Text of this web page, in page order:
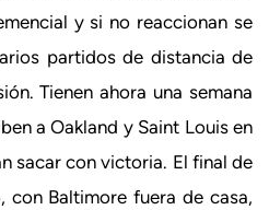
y si no reaccionan se
partidos de distancia de
Tienen ahora una semana
a Oakland y Saint Louis en
sacar con victoria. El final de
con Baltimore fuera de casa,